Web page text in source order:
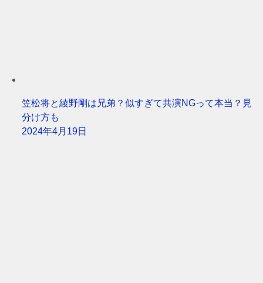
笠松将と綾野剛は兄弟？似すぎて共演NGって本当？見
分け方も
2024年4月19日